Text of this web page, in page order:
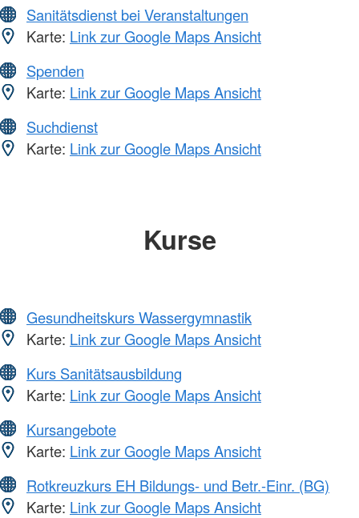
Sanitätsdienst bei Veranstaltungen
Karte: Link zur Google Maps Ansicht
Spenden
Karte: Link zur Google Maps Ansicht
Suchdienst
Karte: Link zur Google Maps Ansicht
Kurse
Gesundheitskurs Wassergymnastik
Karte: Link zur Google Maps Ansicht
Kurs Sanitätsausbildung
Karte: Link zur Google Maps Ansicht
Kursangebote
Karte: Link zur Google Maps Ansicht
Rotkreuzkurs EH Bildungs- und Betr.-Einr. (BG)
Karte: Link zur Google Maps Ansicht